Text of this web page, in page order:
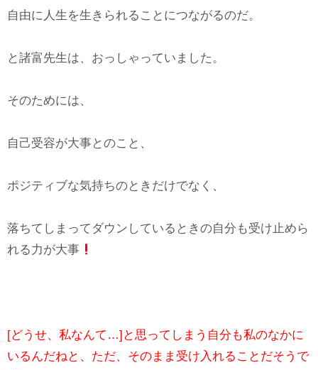
自由に人生を生きられることにつながるのだ。
と諸富先生は、おっしゃっていました。
そのためには、
自己受容が大事とのこと、
ポジティブな気持ちのときだけでなく、
落ちてしまってダウンしているときの自分も受け止めら
れる力が大事
[どうせ、私なんて…]と思ってしまう自分も私のなかに
いるんだねと、ただ、そのまま受け入れることだそうで